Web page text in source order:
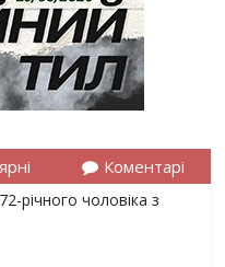
Коментарі
річного чоловіка з